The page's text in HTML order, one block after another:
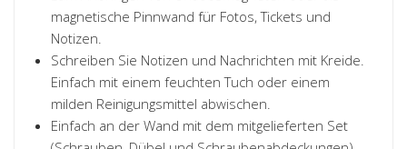
magnetische Pinnwand für Fotos, Tickets und
Notizen.
Schreiben Sie Notizen und Nachrichten mit Kreide.
Einfach mit einem feuchten Tuch oder einem
milden Reinigungsmittel abwischen.
Einfach an der Wand mit dem mitgelieferten Set